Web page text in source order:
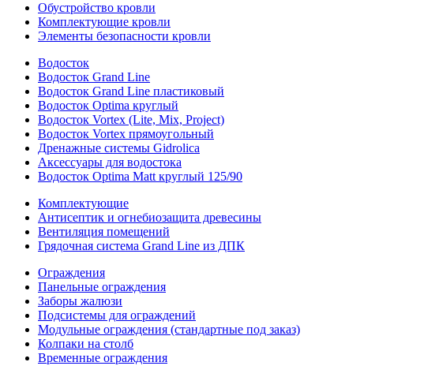
Обустройство кровли
Комплектующие кровли
Элементы безопасности кровли
Водосток
Водосток Grand Line
Водосток Grand Line пластиковый
Водосток Optima круглый
Водосток Vortex (Lite, Mix, Project)
Водосток Vortex прямоугольный
Дренажные системы Gidrolica
Аксессуары для водостока
Водосток Optima Matt круглый 125/90
Комплектующие
Антисептик и огнебиозащита древесины
Вентиляция помещений
Грядочная система Grand Line из ДПК
Ограждения
Панельные ограждения
Заборы жалюзи
Подсистемы для ограждений
Модульные ограждения (стандартные под заказ)
Колпаки на столб
Временные ограждения